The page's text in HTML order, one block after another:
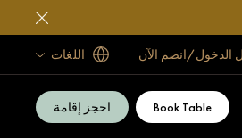
انضم الآن اللغات
Book Table احجز إقامة